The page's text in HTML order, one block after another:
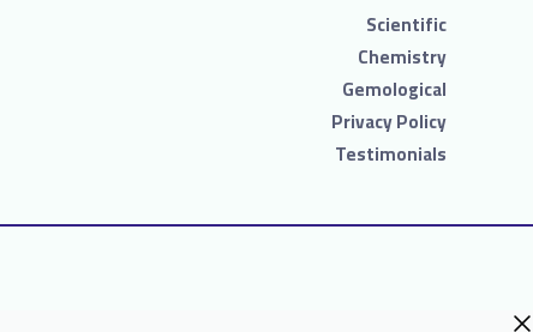
Scientific
Chemistry
Gemological
Privacy Policy
Testimonials